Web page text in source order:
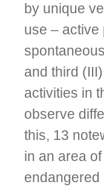
by unique
use – active
and third
activities in
observe
this, 13
in an area